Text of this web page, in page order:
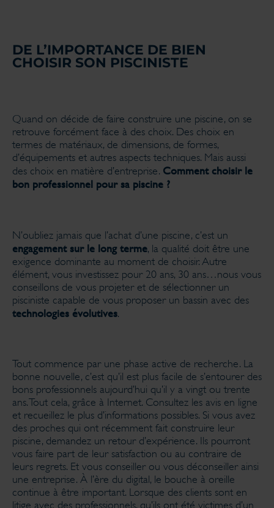
DE L’IMPORTANCE DE BIEN
CHOISIR SON PISCINISTE
Quand on décide de faire construire une piscine, on se
retrouve forcément face à des choix. Des choix en
termes de matériaux, de dimensions, de formes,
d’équipements et autres aspects techniques. Mais aussi
des choix en matière d’entreprise. Comment choisir le
bon professionnel pour sa piscine ?
N’oubliez jamais que l’achat d’une piscine, c’est un
engagement sur le long terme, la qualité doit être une
exigence dominante au moment de choisir. Autre
élément, vous investissez pour 20 ans, 30 ans…nous vous
conseillons de vous projeter et de sélectionner un
pisciniste capable de vous proposer un bassin avec des
technologies évolutives.
Tout commence par une phase active de recherche. La
bonne nouvelle, c’est qu’il est plus facile de s’entourer des
bons professionnels aujourd’hui qu’il y a vingt ou trente
ans. Tout cela, grâce à Internet. Consultez les avis en ligne
et recueillez le plus d’informations possibles. Si vous avez
des proches qui ont récemment fait construire leur
piscine, demandez un retour d’expérience. Ils pourront
vous faire part de leur satisfaction ou au contraire de
leurs regrets. Et vous conseiller ou vous déconseiller ainsi
une entreprise. À l’ère du digital, le bouche à oreille
continue à être important. Lorsque des clients sont en
litige avec des professionnels, qu’ils ont été victimes d’un